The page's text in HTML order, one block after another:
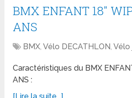
BMX ENFANT 18″
ANS
BMX,Vélo DECATHLON,Vélo
Caractéristiques du BMX
ANS :